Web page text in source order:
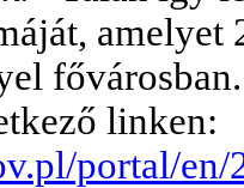
amelyet
linken:
portal/en/